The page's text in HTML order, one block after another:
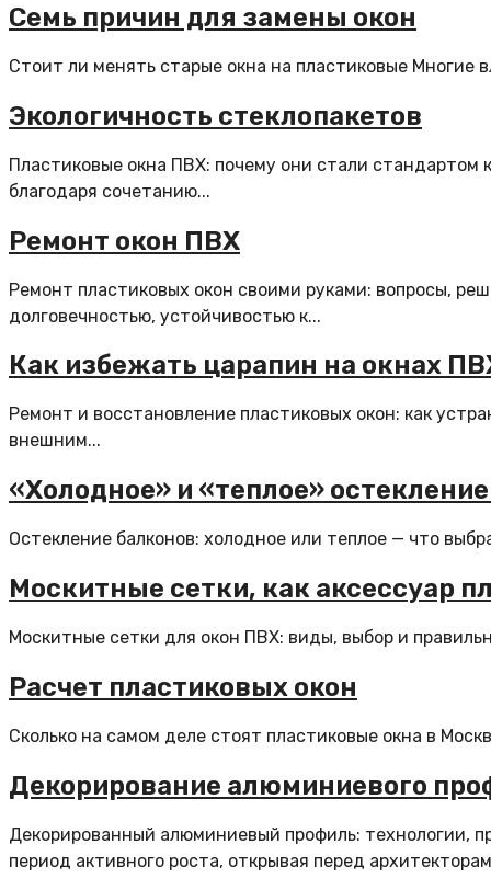
Семь причин для замены окон
Стоит ли менять старые окна на пластиковые
Экологичность стеклопакетов
Пластиковые окна ПВХ: почему они стали
благодаря сочетанию...
Ремонт окон ПВХ
Ремонт пластиковых окон своими руками: вопросы,
долговечностью, устойчивостью к...
Как избежать царапин на окнах
Ремонт и восстановление пластиковых окон: как
внешним...
«Холодное» и «теплое»
Остекление балконов: холодное или теплое — что
Москитные сетки, как аксессуар
Москитные сетки для окон ПВХ: виды, выбор и
Расчет пластиковых окон
Сколько на самом деле стоят пластиковые окна в
Декорирование алюминиевого
Декорированный алюминиевый профиль: технологии,
период активного роста, открывая перед